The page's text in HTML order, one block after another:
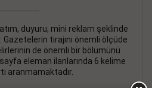
duyuru, mini reklam şeklinde
Gazetelerin tirajını önemli ölçüde
de önemli bir bölümünü
eleman ilanlarında 6 kelime
aranmamaktadır.